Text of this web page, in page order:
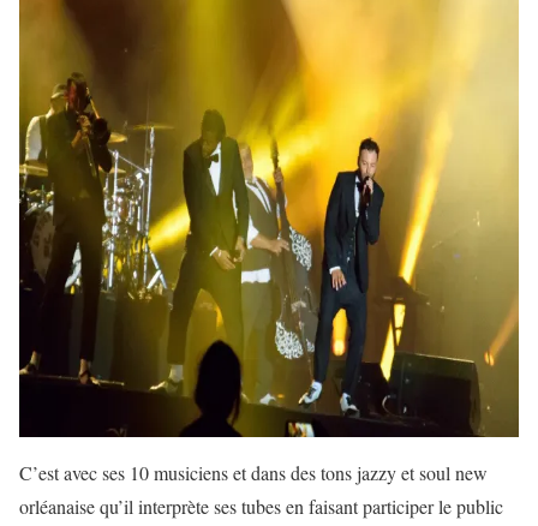
C’est avec ses 10 musiciens et dans des tons jazzy et soul new
orléanaise qu’il interprète ses tubes en faisant participer le public